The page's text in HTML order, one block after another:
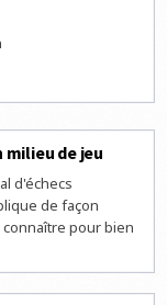
milieu de jeu
d'échecs
de façon
pour bien